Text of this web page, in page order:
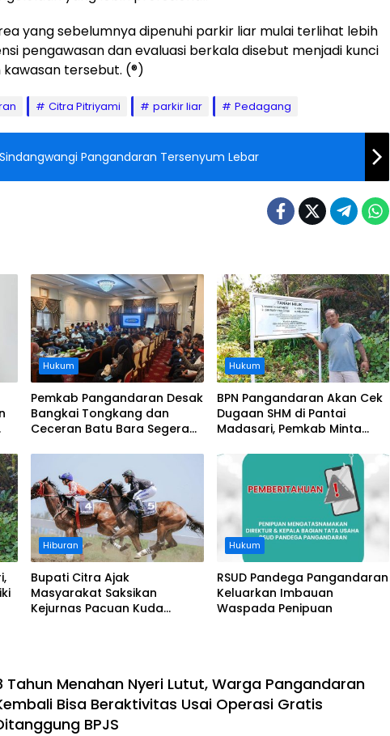
yang sebelumnya dipenuhi parkir liar mulai terlihat lebih
pengawasan dan evaluasi berkala disebut menjadi kunci
tersebut. (®)
Citra Pitriyami parkir liar Pedagang
Pangandaran Tersenyum Lebar
Hukum
Pemkab Pangandaran Desak
Bangkai Tongkang dan
Ceceran Batu Bara Segera
Koordinasi Perusahaan
Hukum
BPN Pangandaran Akan Cek
Dugaan SHM di Pantai
Madasari, Pemkab Minta
Hiburan
Bupati Citra Ajak
Masyarakat Saksikan
Kejurnas Pacuan Kuda
Hukum
RSUD Pandega Pangandaran
Keluarkan Imbauan
Waspada Penipuan
Tahun Menahan Nyeri Lutut, Warga Pangandaran
Bisa Beraktivitas Usai Operasi Gratis
BPJS